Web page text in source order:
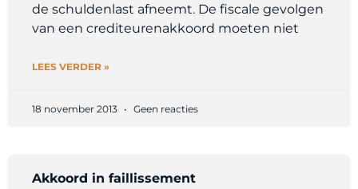
de schuldenlast afneemt. De fiscale gevolgen
van een crediteurenakkoord moeten niet
LEES VERDER »
18 november 2013 Geen reacties
Akkoord in faillissement